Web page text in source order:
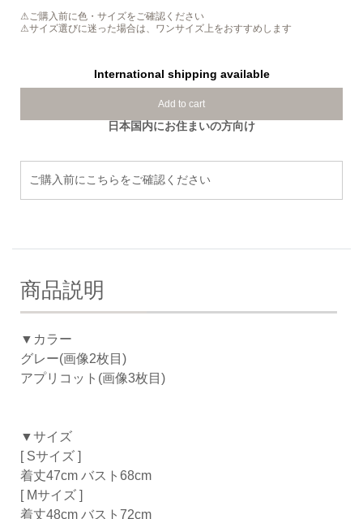
⚠ご購入前に色・サイズをご確認ください
⚠サイズ選びに迷った場合は、ワンサイズ上をおすすめします
International shipping available
Add to cart
日本国内にお住まいの方向け
ご購入前にこちらをご確認ください
商品説明
▼カラー
グレー(画像2枚目)
アプリコット(画像3枚目)
▼サイズ
[ Sサイズ ]
着丈47cm バスト68cm
[ Mサイズ ]
着丈48cm バスト72cm